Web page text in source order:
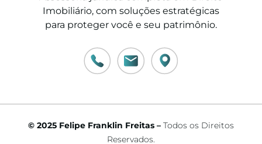
Imobiliário, com soluções estratégicas
para proteger você e seu patrimônio.
© 2025 Felipe Franklin Freitas – Todos os Direitos
Reservados.